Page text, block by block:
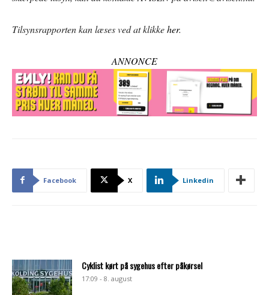
Tilsynsrapporten kan læses ved at klikkeher.
ANNONCE
Facebook X Linkedin
Cyklist kørt på sygehus efter påkørsel
17:09 - 8. august